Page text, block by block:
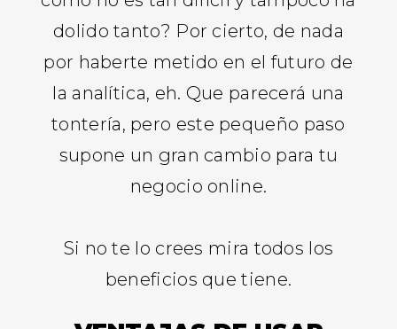
dolido tanto? Por cierto, de nada
por haberte metido en el futuro de
la analítica, eh. Que parecerá una
tontería, pero este pequeño paso
supone un gran cambio para tu
negocio online.
Si no te lo crees mira todos los
beneficios que tiene.